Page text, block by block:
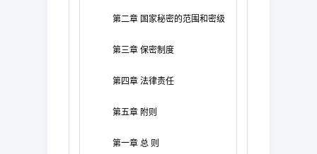
第二章 国家秘密的范围和密级
第三章 保密制度
第四章 法律责任
第五章 附则
第一章 总 则